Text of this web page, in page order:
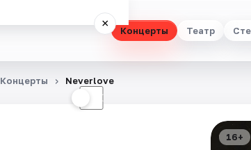
Концерты Театр
×
☾
Концерты Neverlove
16+